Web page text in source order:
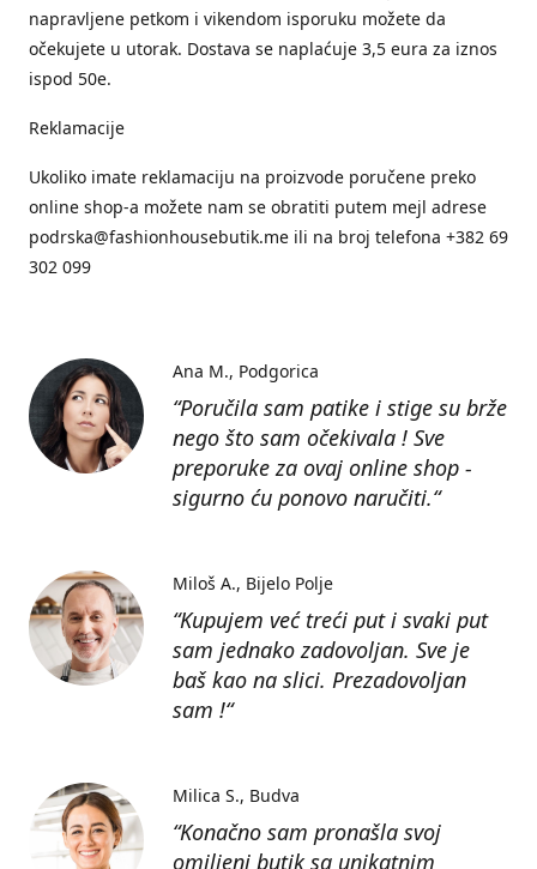
napravljene petkom i vikendom isporuku možete da
očekujete u utorak. Dostava se naplaćuje 3,5 eura za iznos
ispod 50e.
Reklamacije
Ukoliko imate reklamaciju na proizvode poručene preko
online shop-a možete nam se obratiti putem mejl adrese
podrska@fashionhousebutik.me ili na broj telefona +382 69
302 099
“Poručila sam patike i stige su brže
nego što sam očekivala ! Sve
preporuke za ovaj online shop -
sigurno ću ponovo naručiti.“
Ana M. Podgorica
“Kupujem već treći put i svaki put
sam jednako zadovoljan. Sve je
baš kao na slici. Prezadovoljan
sam !“
Miloš A. Bijelo Polje
“Konačno sam pronašla svoj
omiljeni butik sa unikatnim
Milica S. Budva